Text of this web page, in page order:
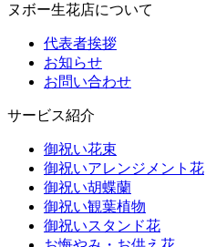
ヌボー生花店について
代表者挨拶
お知らせ
お問い合わせ
サービス紹介
御祝い花束
御祝いアレンジメント花
御祝い胡蝶蘭
御祝い観葉植物
御祝いスタンド花